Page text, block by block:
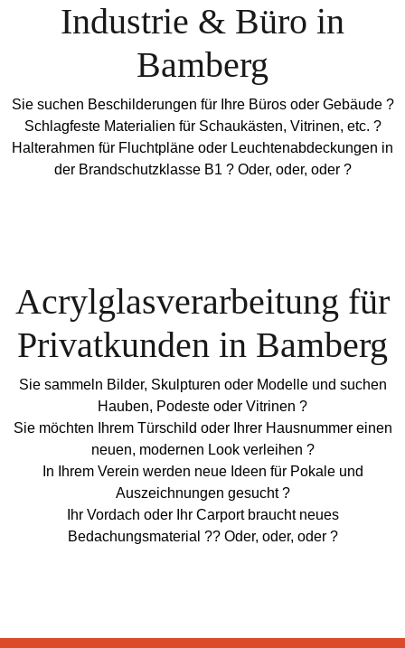
Industrie & Büro in
Bamberg
Sie suchen Beschilderungen für Ihre Büros oder Gebäude ?
Schlagfeste Materialien für Schaukästen, Vitrinen, etc. ?
Halterahmen für Fluchtpläne oder Leuchtenabdeckungen in
der Brandschutzklasse B1 ? Oder, oder, oder ?
Acrylglasverarbeitung für
Privatkunden in Bamberg
Sie sammeln Bilder, Skulpturen oder Modelle und suchen
Hauben, Podeste oder Vitrinen ?
Sie möchten Ihrem Türschild oder Ihrer Hausnummer einen
neuen, modernen Look verleihen ?
In Ihrem Verein werden neue Ideen für Pokale und
Auszeichnungen gesucht ?
Ihr Vordach oder Ihr Carport braucht neues
Bedachungsmaterial ?? Oder, oder, oder ?